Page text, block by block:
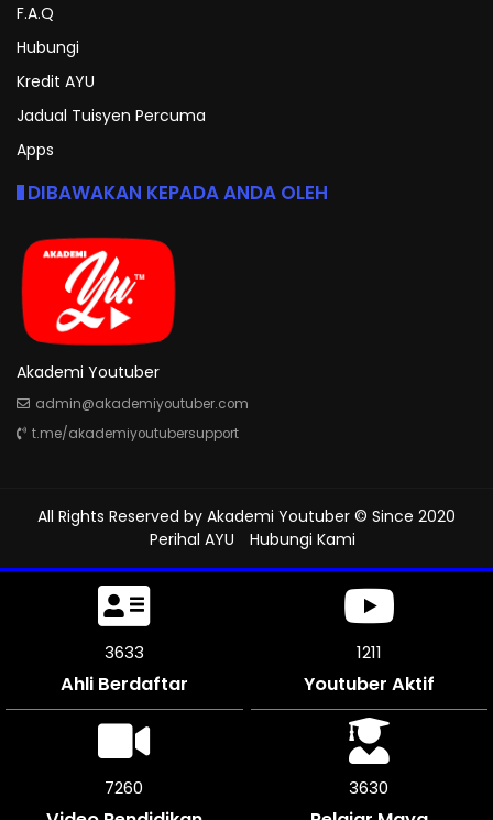
F.A.Q
Hubungi
Kredit AYU
Jadual Tuisyen Percuma
Apps
DIBAWAKAN KEPADA ANDA OLEH
Akademi Youtuber
admin@akademiyoutuber.com
t.me/akademiyoutubersupport
All Rights Reserved by Akademi Youtuber © Since 2020
Perihal AYU
Hubungi Kami
4077
Ahli Berdaftar
1312
Youtuber Aktif
8154 4077